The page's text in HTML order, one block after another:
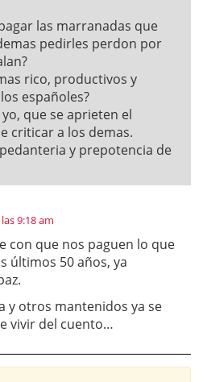
las marranadas que
pedirles perdon por
rico, productivos y
españoles?
que se aprieten el
criticar a los demas.
y prepotencia de
9:18 am
con que nos paguen lo que
últimos 50 años, ya
y otros mantenidos ya se
vivir del cuento…